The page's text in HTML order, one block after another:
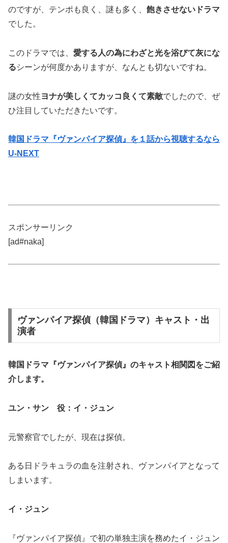
のですが、テンポも良く、謎も多く、 飽きさせないドラマ
でした。
このドラマでは、 愛する人の為にわざと光を浴びて灰にな
るシーンが何度かありますが、なんとも切ないですね。
謎の女性ヨナが美しくてカッコ良くて素敵でしたので、ぜ
ひ注目していただきたいです。
韓国ドラマ『ヴァンパイア探偵』を１話から視聴するなら
U-NEXT
スポンサーリンク
[ad#naka]
ヴァンパイア探偵（韓国ドラマ）キャスト・出
演者
韓国ドラマ『ヴァンパイア探偵』のキャスト相関図 をご紹
介します。
ユン・サン 役：イ・ジュン
元警察官でしたが、現在は探偵。
ある日ドラキュラの血を注射され、ヴァンパイアとなって
しまいます。
イ・ジュン
『ヴァンパイア探偵』で初の単独主演を務めたイ・ジュン